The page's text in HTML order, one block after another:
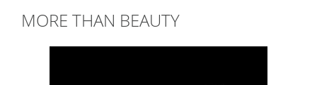
MORE THAN BEAUTY